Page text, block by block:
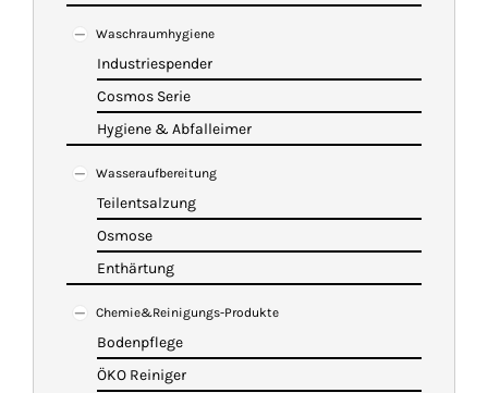
Waschraumhygiene
Industriespender
Cosmos Serie
Hygiene & Abfalleimer
Wasseraufbereitung
Teilentsalzung
Osmose
Enthärtung
Chemie&Reinigungs-Produkte
Bodenpflege
ÖKO Reiniger